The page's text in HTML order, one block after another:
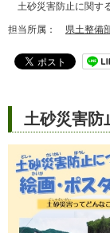
土砂災害防止に関す
担当所属： 県土整備
土砂災害防